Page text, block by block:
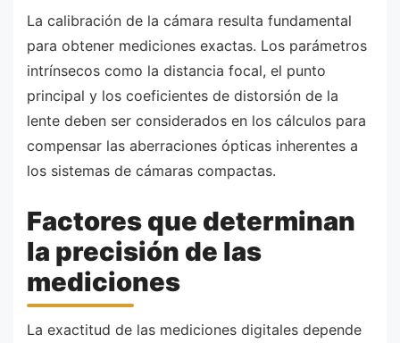
La calibración de la cámara resulta fundamental
para obtener mediciones exactas. Los parámetros
intrínsecos como la distancia focal, el punto
principal y los coeficientes de distorsión de la
lente deben ser considerados en los cálculos para
compensar las aberraciones ópticas inherentes a
los sistemas de cámaras compactas.
Factores que determinan
la precisión de las
mediciones
La exactitud de las mediciones digitales depende